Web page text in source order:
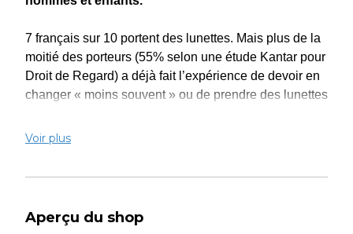
7 français sur 10 portent des lunettes. Mais plus de la
moitié des porteurs (55% selon une étude Kantar pour
Droit de Regard) a déjà fait l’expérience de devoir en
changer « moins souvent » ou de prendre des lunettes
financières.
essentiellement en raison de leur prix. Et 31% des
Voir plus
Aperçu du shop